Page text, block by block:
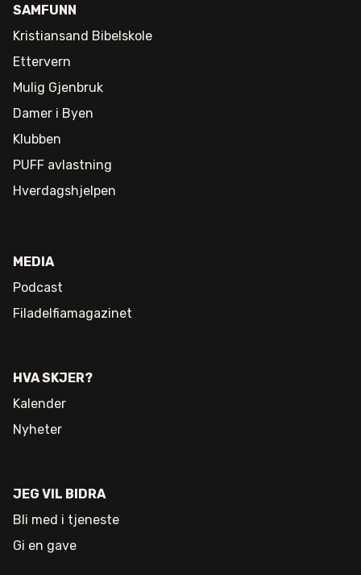
SAMFUNN
Kristiansand Bibelskole
Ettervern
Mulig Gjenbruk
Damer i Byen
Klubben
PUFF avlastning
Hverdagshjelpen
MEDIA
Podcast
Filadelfiamagazinet
HVA SKJER?
Kalender
Nyheter
JEG VIL BIDRA
Bli med i tjeneste
Gi en gave